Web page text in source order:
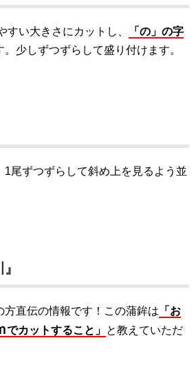
すい大きさにカットし、
「の」の字
少しずつずらして盛り付けます。
1尾ずつずらして斜め上を見るよう並
方直伝の情報です！この蒲鉾は 「お
でカットすること」 と教えていただ